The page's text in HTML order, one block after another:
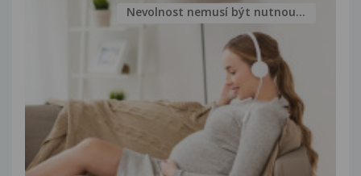
Nevolnost nemusí být nutnou...